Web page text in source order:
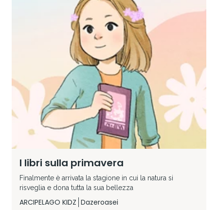
I libri sulla primavera
Finalmente è arrivata la stagione in cui la natura si
risveglia e dona tutta la sua bellezza
ARCIPELAGO KIDZ Dazeroasei